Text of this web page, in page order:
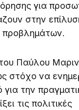
για
στην
προβλημάτων.
Παύλου
στόχο να
για την
τις πολιτικές